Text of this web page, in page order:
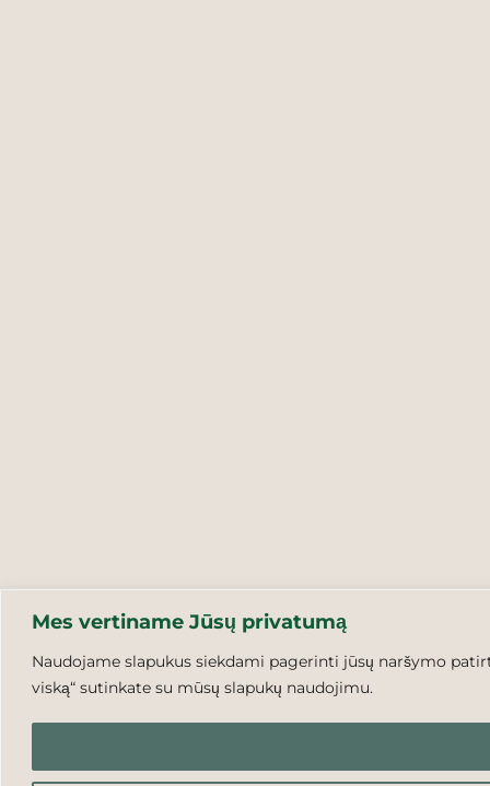
Mes vertiname Jūsų privatumą
Naudojame slapukus siekdami pagerinti jūsų naršymo
viską“ sutinkate su mūsų slapukų naudojimu.